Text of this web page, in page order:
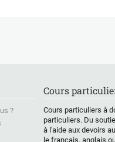
?
Cours
Cours particuliers à
particuliers. Du
à l'aide aux devoirs
le français, anglais